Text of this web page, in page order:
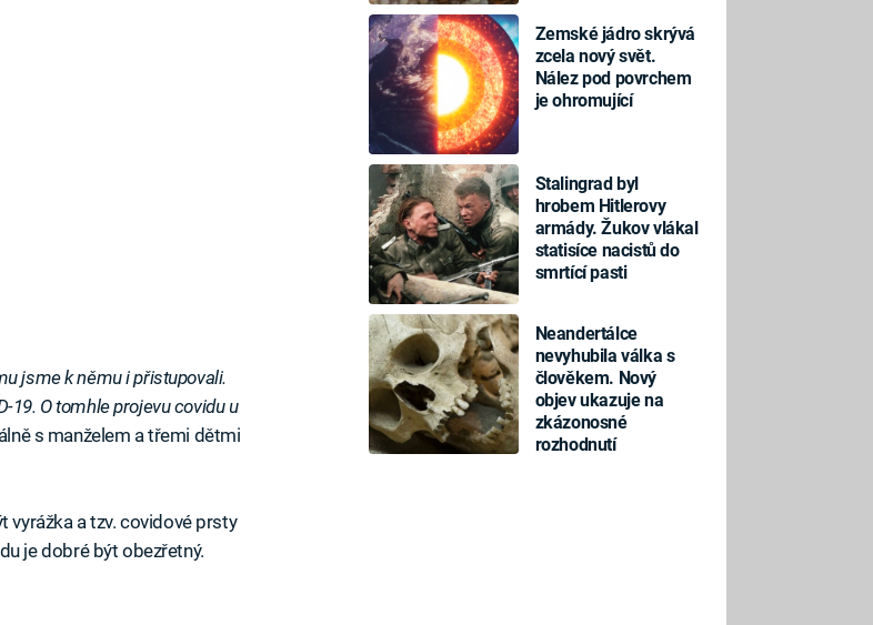
Zemské jádro skrývá
zcela nový svět.
Nález pod povrchem
je ohromující
Stalingrad byl
hrobem Hitlerovy
armády. Žukov vlákal
statisíce nacistů do
smrtící pasti
Neandertálce
nevyhubila válka s
člověkem. Nový
objev ukazuje na
zkázonosné
rozhodnutí
jsme k němu i přistupovali.
19. O tomhle projevu covidu u
s manželem a třemi dětmi
vyrážka a tzv. covidové prsty
je dobré být obezřetný.